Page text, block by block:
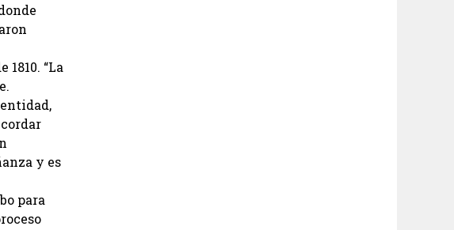
“La
y es
para